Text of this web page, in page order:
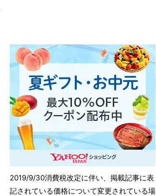
2019/9/30消費税改定に伴い、掲載記事に表
記されている価格について変更されている場